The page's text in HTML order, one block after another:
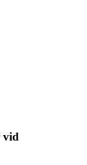
vid